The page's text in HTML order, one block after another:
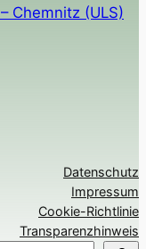
Chemnitz (ULS)
Datenschutz
Impressum
Cookie-Richtlinie
Transparenzhinweis